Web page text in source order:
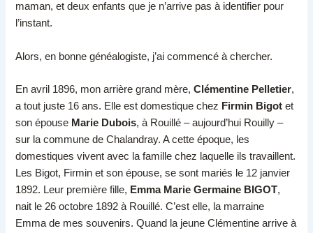
maman, et deux enfants que je n’arrive pas à identifier pour
l’instant.
Alors, en bonne généalogiste, j’ai commencé à chercher.
En avril 1896, mon arrière grand mère,Clémentine Pelletier,
a tout juste 16 ans. Elle est domestique chez Firmin Bigot et
son épouse Marie Dubois, à Rouillé – aujourd’hui Rouilly –
sur la commune de Chalandray. A cette époque, les
domestiques vivent avec la famille chez laquelle ils travaillent.
Les Bigot, Firmin et son épouse, se sont mariés le 12 janvier
1892. Leur première fille, Emma Marie Germaine BIGOT,
nait le 26 octobre 1892 à Rouillé. C’est elle, la marraine
Emma de mes souvenirs. Quand la jeune Clémentine arrive à